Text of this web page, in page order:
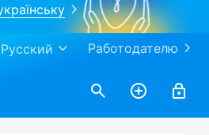
Работодателю
Русский